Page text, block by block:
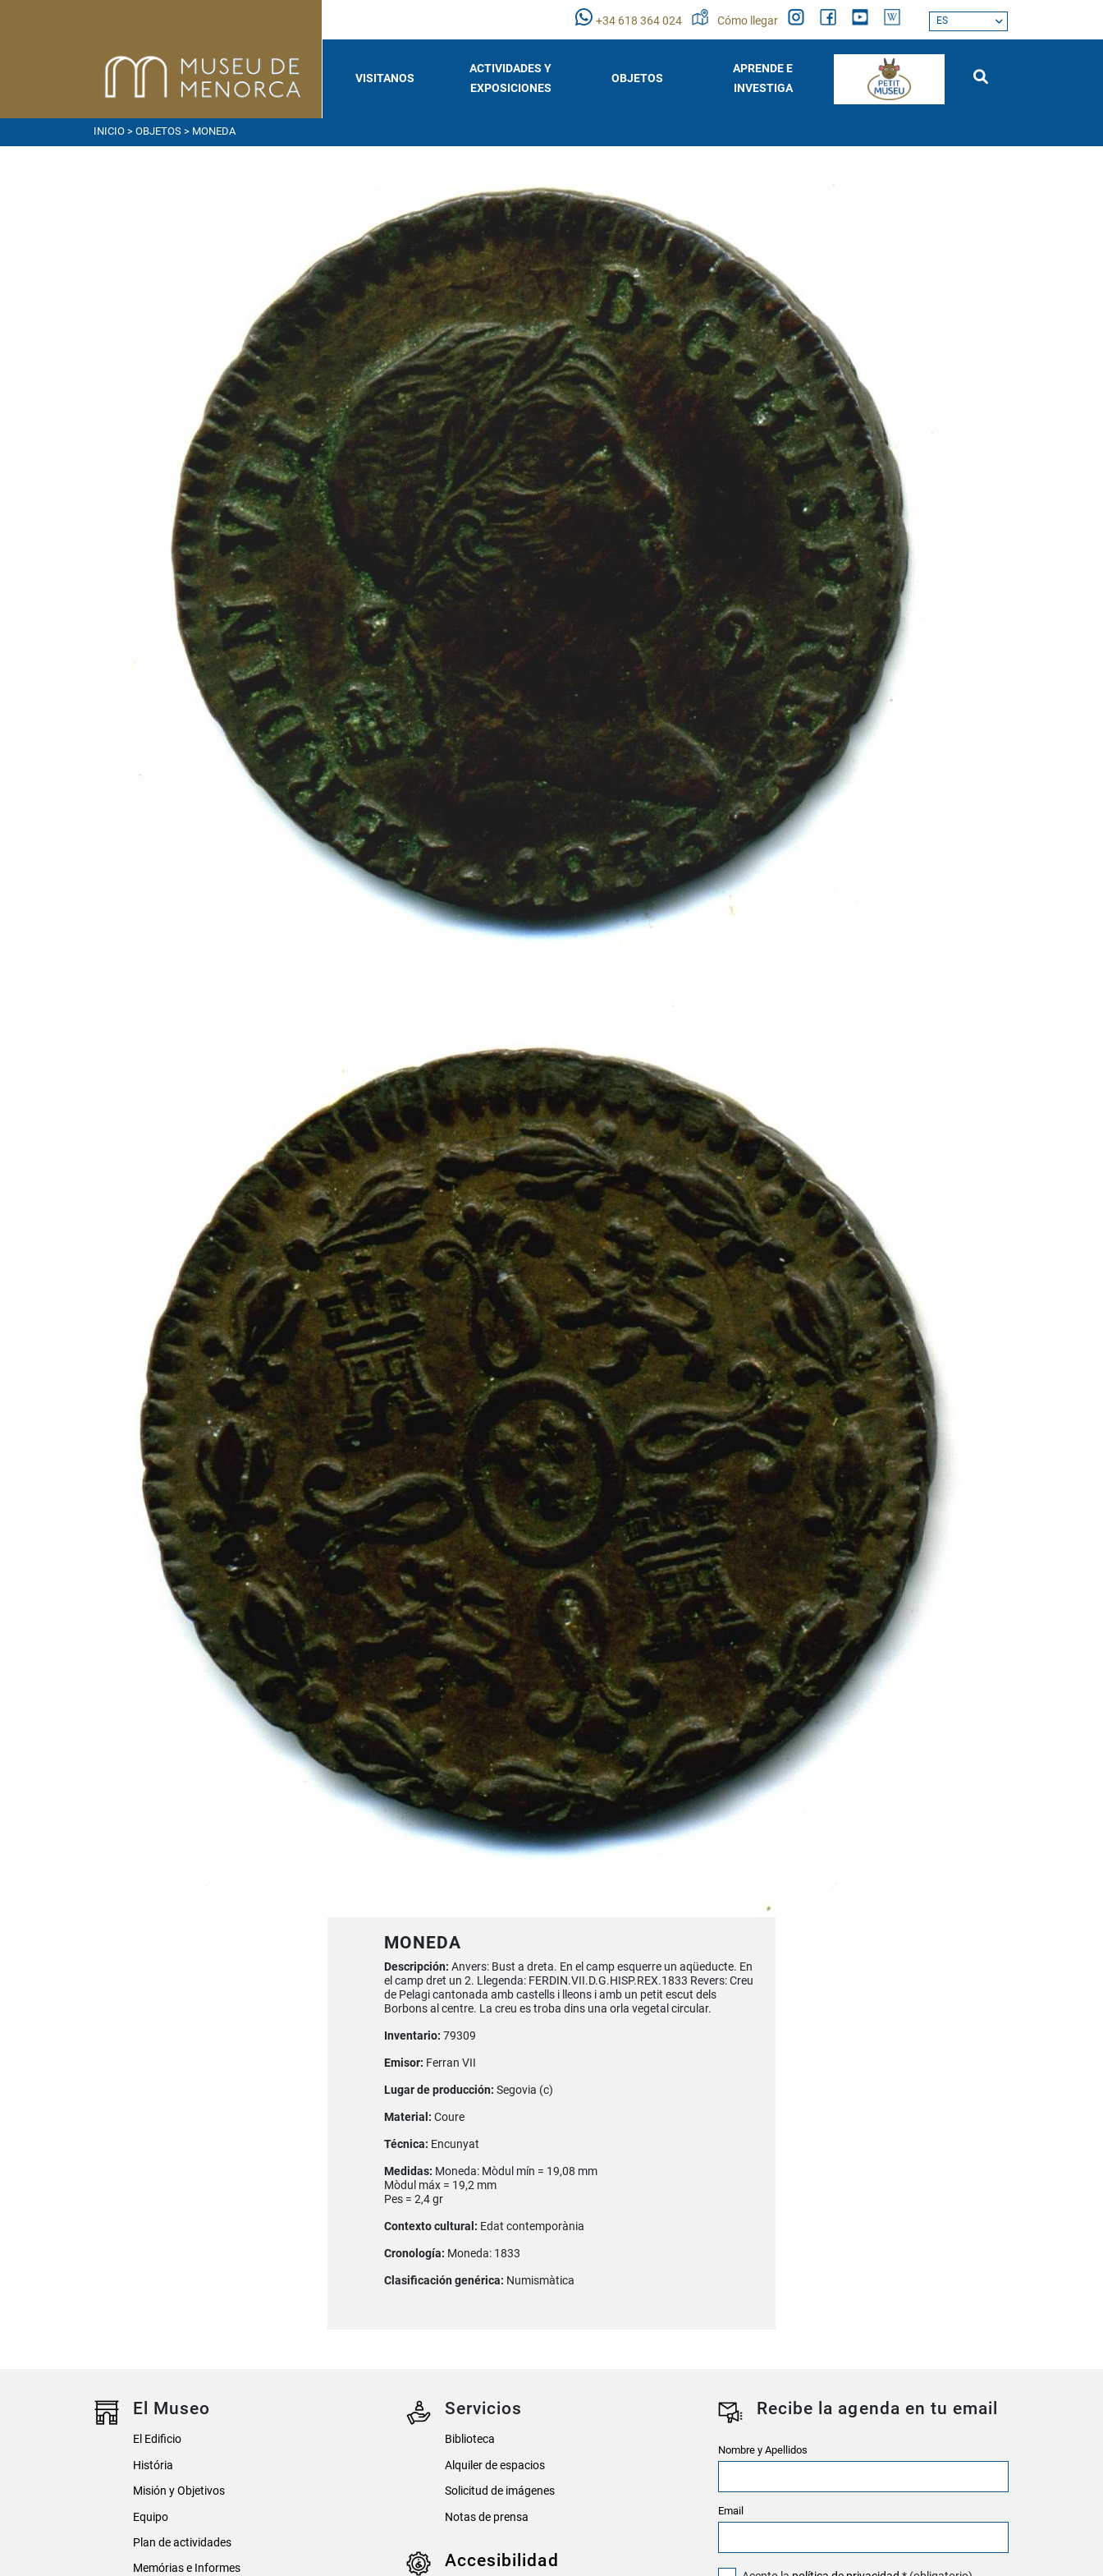
+34 618 364 024 Cómo llegar ES
VISITANOS
ACTIVIDADES Y
EXPOSICIONES
OBJETOS
APRENDE E
INVESTIGA
INICIO > OBJETOS > MONEDA
MONEDA
Descripción: Anvers: Bust a dreta. En el camp esquerre un aqüeducte. En
el camp dret un 2. Llegenda: FERDIN.VII.D.G.HISP.REX.1833 Revers: Creu
de Pelagi cantonada amb castells i lleons i amb un petit escut dels
Borbons al centre. La creu es troba dins una orla vegetal circular.
Inventario: 79309
Emisor: Ferran VII
Lugar de producción: Segovia (c)
Material: Coure
Técnica: Encunyat
Medidas: Moneda: Mòdul mín = 19,08 mm
Mòdul máx = 19,2 mm
Pes = 2,4 gr
Contexto cultural: Edat contemporània
Cronología: Moneda: 1833
Clasificación genérica: Numismàtica
El Museo
El Edificio
História
Misión y Objetivos
Equipo
Plan de actividades
Memórias e Informes
Servicios
Biblioteca
Alquiler de espacios
Solicitud de imágenes
Notas de prensa
Accesibilidad
Recibe la agenda en tu email
Nombre y Apellidos
Email